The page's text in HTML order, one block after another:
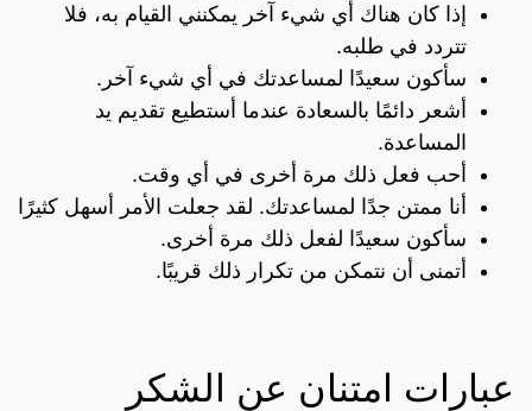
إذا كان هناك أي شيء آخر يمكنني القيام به، فلا
تتردد في طلبه.
سأكون سعيدًا لمساعدتك في أي شيء آخر.
أشعر دائمًا بالسعادة عندما أستطيع تقديم يد
المساعدة.
أحب فعل ذلك مرة أخرى في أي وقت.
أنا ممتن جدًا لمساعدتك. لقد جعلت الأمر أسهل كثيرًا
سأكون سعيدًا لفعل ذلك مرة أخرى.
أتمنى أن نتمكن من تكرار ذلك قريبًا.
عبارات امتنان عن الشكر